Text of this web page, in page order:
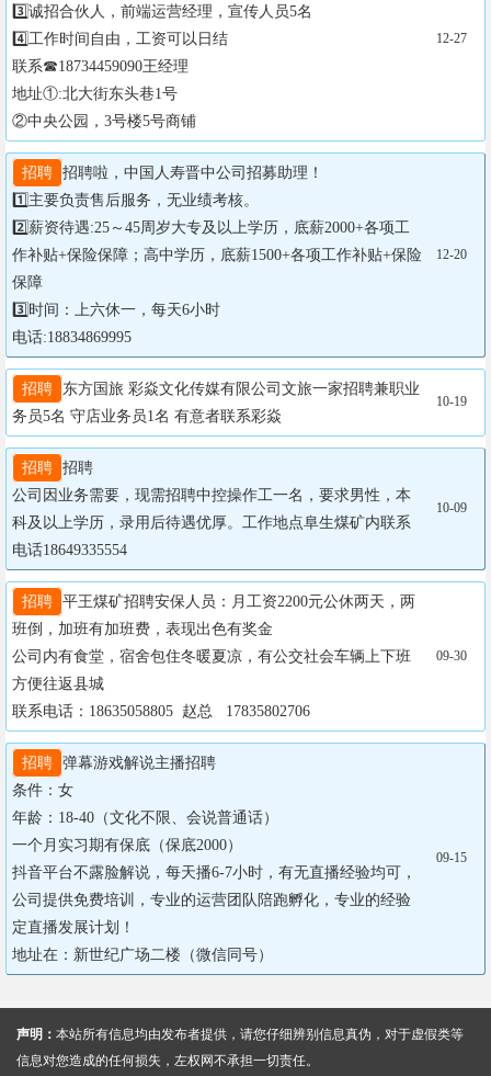
3️⃣诚招合伙人，前端运营经理，宣传人员5名
4️⃣工作时间自由，工资可以日结
联系☎18734459090王经理
地址①:北大街东头巷1号
②中央公园，3号楼5号商铺
12-27
招聘 招聘啦，中国人寿晋中公司招募助理！
1️⃣主要负责售后服务，无业绩考核。
2️⃣薪资待遇:25～45周岁大专及以上学历，底薪2000+各项工
作补贴+保险保障；高中学历，底薪1500+各项工作补贴+保险
保障
3️⃣时间：上六休一，每天6小时
电话:18834869995
12-20
招聘
东方国旅 彩焱文化传媒有限公司文旅一家招聘兼职业
务员5名 守店业务员1名 有意者联系彩焱
10-19
招聘 招聘
公司因业务需要，现需招聘中控操作工一名，要求男性，本
科及以上学历，录用后待遇优厚。工作地点阜生煤矿内联系
电话18649335554
10-09
招聘 平王煤矿招聘安保人员：月工资2200元公休两天，两
班倒，加班有加班费，表现出色有奖金
公司内有食堂，宿舍包住冬暖夏凉，有公交社会车辆上下班
方便往返县城
联系电话：18635058805  赵总   17835802706
09-30
招聘 弹幕游戏解说主播招聘
条件：女
年龄：18-40（文化不限、会说普通话）
一个月实习期有保底（保底2000）
抖音平台不露脸解说，每天播6-7小时，有无直播经验均可，
公司提供免费培训，专业的运营团队陪跑孵化，专业的经验
定直播发展计划！
地址在：新世纪广场二楼（微信同号）
09-15
声明： 本站所有信息均由发布者提供，请您仔细辨别信息真伪，对于虚假类等
信息对您造成的任何损失，左权网不承担一切责任。